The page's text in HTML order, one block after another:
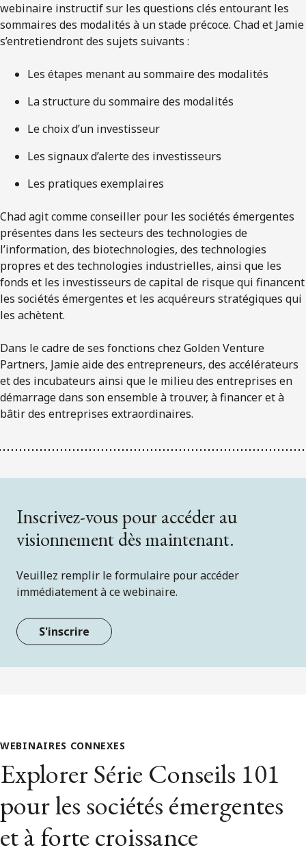
webinaire instructif sur les questions clés entourant les
sommaires des modalités à un stade précoce. Chad et Jamie
s’entretiendront des sujets suivants :
Les étapes menant au sommaire des modalités
La structure du sommaire des modalités
Le choix d’un investisseur
Les signaux d’alerte des investisseurs
Les pratiques exemplaires
Chad agit comme conseiller pour les sociétés émergentes
présentes dans les secteurs des technologies de
l’information, des biotechnologies, des technologies
propres et des technologies industrielles, ainsi que les
fonds et les investisseurs de capital de risque qui financent
les sociétés émergentes et les acquéreurs stratégiques qui
les achètent.
Dans le cadre de ses fonctions chez Golden Venture
Partners, Jamie aide des entrepreneurs, des accélérateurs
et des incubateurs ainsi que le milieu des entreprises en
démarrage dans son ensemble à trouver, à financer et à
bâtir des entreprises extraordinaires.
Inscrivez-vous pour accéder au
visionnement dès maintenant.
Veuillez remplir le formulaire pour accéder
immédiatement à ce webinaire.
S'inscrire
WEBINAIRES CONNEXES
Explorer Série Conseils 101
pour les sociétés émergentes
et à forte croissance